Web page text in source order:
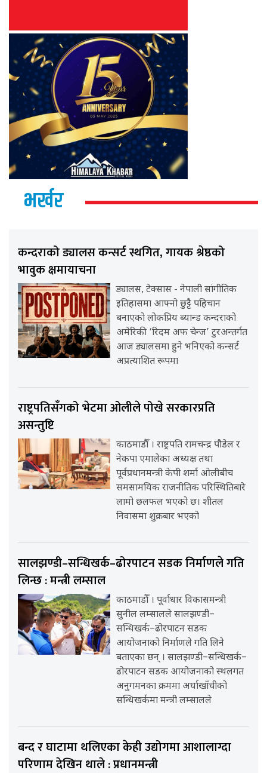
भर्खर
कन्दराको ड्यालस कन्सर्ट स्थगित, गायक श्रेष्ठको
भावुक क्षमायाचना
ड्यालस, टेक्सास - नेपाली सांगीतिक
इतिहासमा आफ्नो छुट्टै पहिचान
बनाएको लोकप्रिय ब्यान्ड कन्दराको
अमेरिकी ‘रिदम अफ चेन्ज’ टुरअन्तर्गत
आज ड्यालसमा हुने भनिएको कन्सर्ट
अप्रत्याशित रूपमा
राष्ट्रपतिसँगको भेटमा ओलीले पोखे सरकारप्रति
असन्तुष्टि
काठमाडौँ । राष्ट्रपति रामचन्द्र पौडेल र
नेकपा एमालेका अध्यक्ष तथा
पूर्वप्रधानमन्त्री केपी शर्मा ओलीबीच
समसामयिक राजनीतिक परिस्थितिबारे
लामो छलफल भएको छ। शीतल
निवासमा शुक्रबार भएको
सालझण्डी–सन्धिखर्क–ढोरपाटन सडक निर्माणले गति
लिन्छ : मन्त्री लम्साल
काठमाडौँ । पूर्वाधार विकासमन्त्री
सुनील लम्सालले सालझण्डी–
सन्धिखर्क–ढोरपाटन सडक
आयोजनाको निर्माणले गति लिने
बताएका छन् । सालझण्डी–सन्धिखर्क–
ढोरपाटन सडक आयोजनाको स्थलगत
अनुगमनका क्रममा अर्घाखाँचीको
सन्धिखर्कमा मन्त्री लम्सालले
बन्द र घाटामा थलिएका केही उद्योगमा आशालाग्दा
परिणाम देखिन थाले : प्रधानमन्त्री